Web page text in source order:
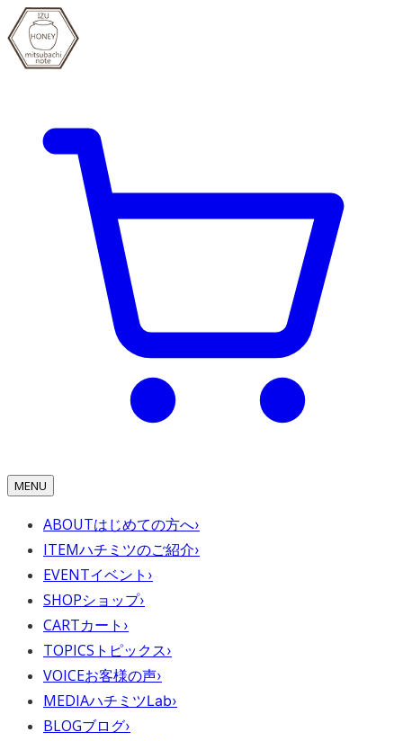
MENU
ABOUTはじめての方へ›
ITEMハチミツのご紹介›
EVENTイベント ›
SHOPショップ›
CARTカート ›
TOPICS トピックス›
VOICEお客様の声›
MEDIAハチミツLab›
BLOGブログ›